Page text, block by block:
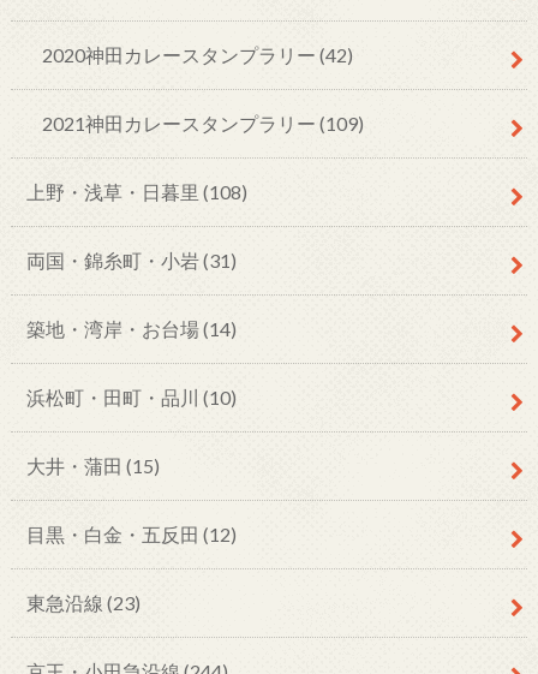
2020神田カレースタンプラリー (42)
2021神田カレースタンプラリー (109)
上野・浅草・日暮里 (108)
両国・錦糸町・小岩(31)
築地・湾岸・お台場(14)
浜松町・田町・品川 (10)
大井・蒲田 (15)
目黒・白金・五反田 (12)
東急沿線 (23)